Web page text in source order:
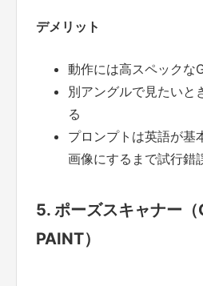
デメリット
動作には高スペックな
別アングルで見たいと
る
プロンプトは英語が基
画像にするまで試行錯
5. ポーズスキャナー
PAINT）